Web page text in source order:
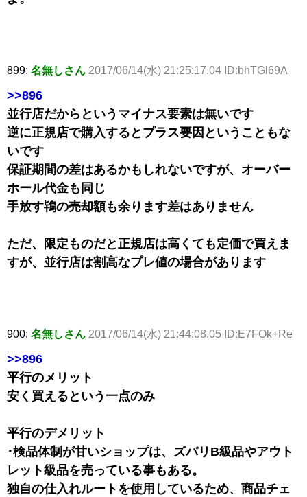
899: 名無しさん 2017/06/14(水) 21:25:17.04 ID:bhTGl69A
>>896
並行店だからというマイナス要素は無いです
逆に正規店で購入するとプラス要因ということもな
いです
保証期間の差はあるかもしれないですが、オーバー
ホール代金も同じ
手放す鴇の売却額も余ります差はありません
ただ、限定ものだと正規店は高くても定価で買えま
すが、並行店は割高なプレ値の場合があります
900: 名無しさん 2017/06/14(水) 21:44:08.05 ID:E7FOk+Re
>>896
平行のメリット
安く買えるという一点のみ
平行のデメリット
･検品体制が甘いショップは、ズバリB級品やアウト
レット級品を売っている事もある。
独自の仕入れルートを使用しているため、商品チェ